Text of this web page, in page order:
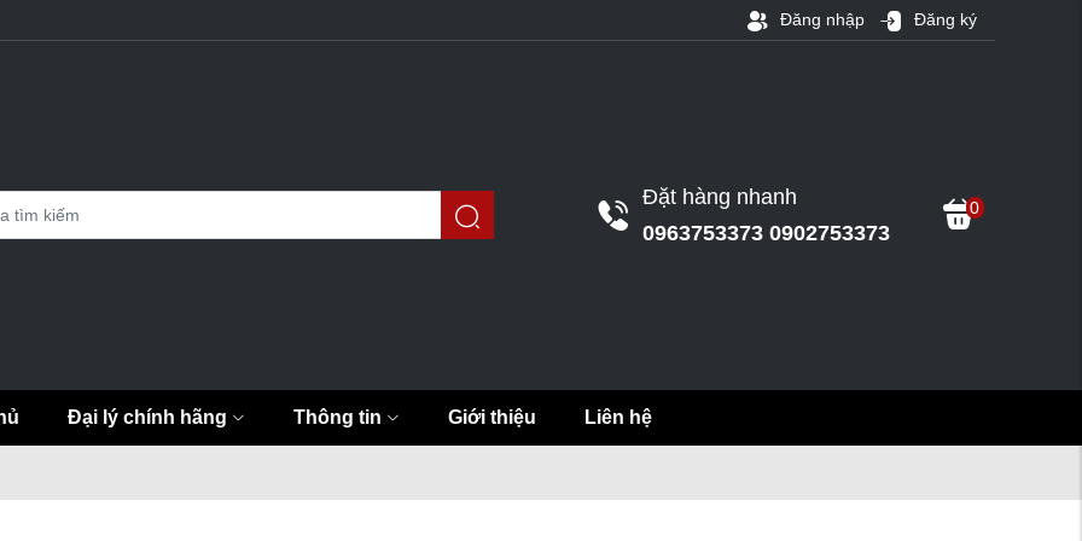
Đăng nhập Đăng ký
Đặt hàng nhanh
0963753373 0902753373
0
Đại lý chính hãng Thông tin Giới thiệu Liên hệ